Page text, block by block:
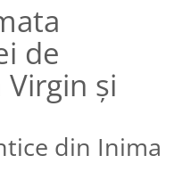
de
și
din Inima